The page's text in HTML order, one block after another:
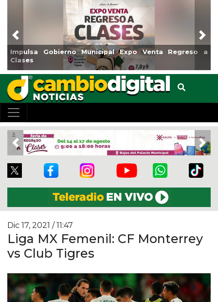
Reabrirá Coatzacoalcos la Alberca Semiolímpica Zona
Centro
Previous
Previous
Dic 17, 2021 / 11:47
Liga MX Femenil: CF Monterrey
vs Club Tigres